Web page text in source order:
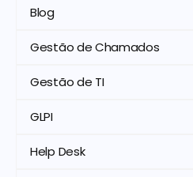
Blog
Gestão de Chamados
Gestão de TI
GLPI
Help Desk